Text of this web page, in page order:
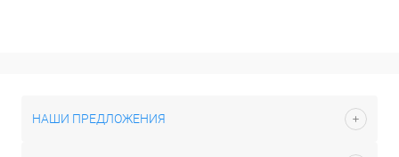
НАШИ ПРЕДЛОЖЕНИЯ